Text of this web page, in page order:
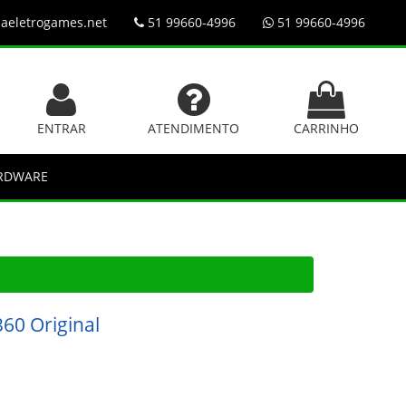
51 99660-4996 51 99660-4996
ENTRAR ATENDIMENTO CARRINHO
Original